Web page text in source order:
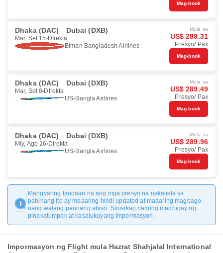
Mag-book
Dhaka (DAC) Dubai (DXB)
Mar, Set 15 DIrekta
Biman Bangladesh Airlines
Mula sa
US$ 289.31
Presyo/ Pax
Mag-book
Dhaka (DAC) Dubai (DXB)
Mar, Set 8 DIrekta
US-Bangla Airlines
Mula sa
US$ 289.49
Presyo/ Pax
Mag-book
Dhaka (DAC) Dubai (DXB)
Miy, Ago 26 DIrekta
US-Bangla Airlines
Mula sa
US$ 289.96
Presyo/ Pax
Mag-book
Mangyaring tandaan na ang mga presyo na nakalista sa
pahinang ito ay maaaring hindi updated at maaaring magbago
nang walang paunang abiso. Sinisikap naming magbigay ng
pinakatumpak at kasalukuyang impormasyon.
Impormasyon ng Flight mula Hazrat Shahjalal International